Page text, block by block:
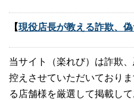
【現役店長が教える詐欺、
当サイト（楽れび）は詐欺
控えさせていただいており
る店舗様を厳選して掲載し